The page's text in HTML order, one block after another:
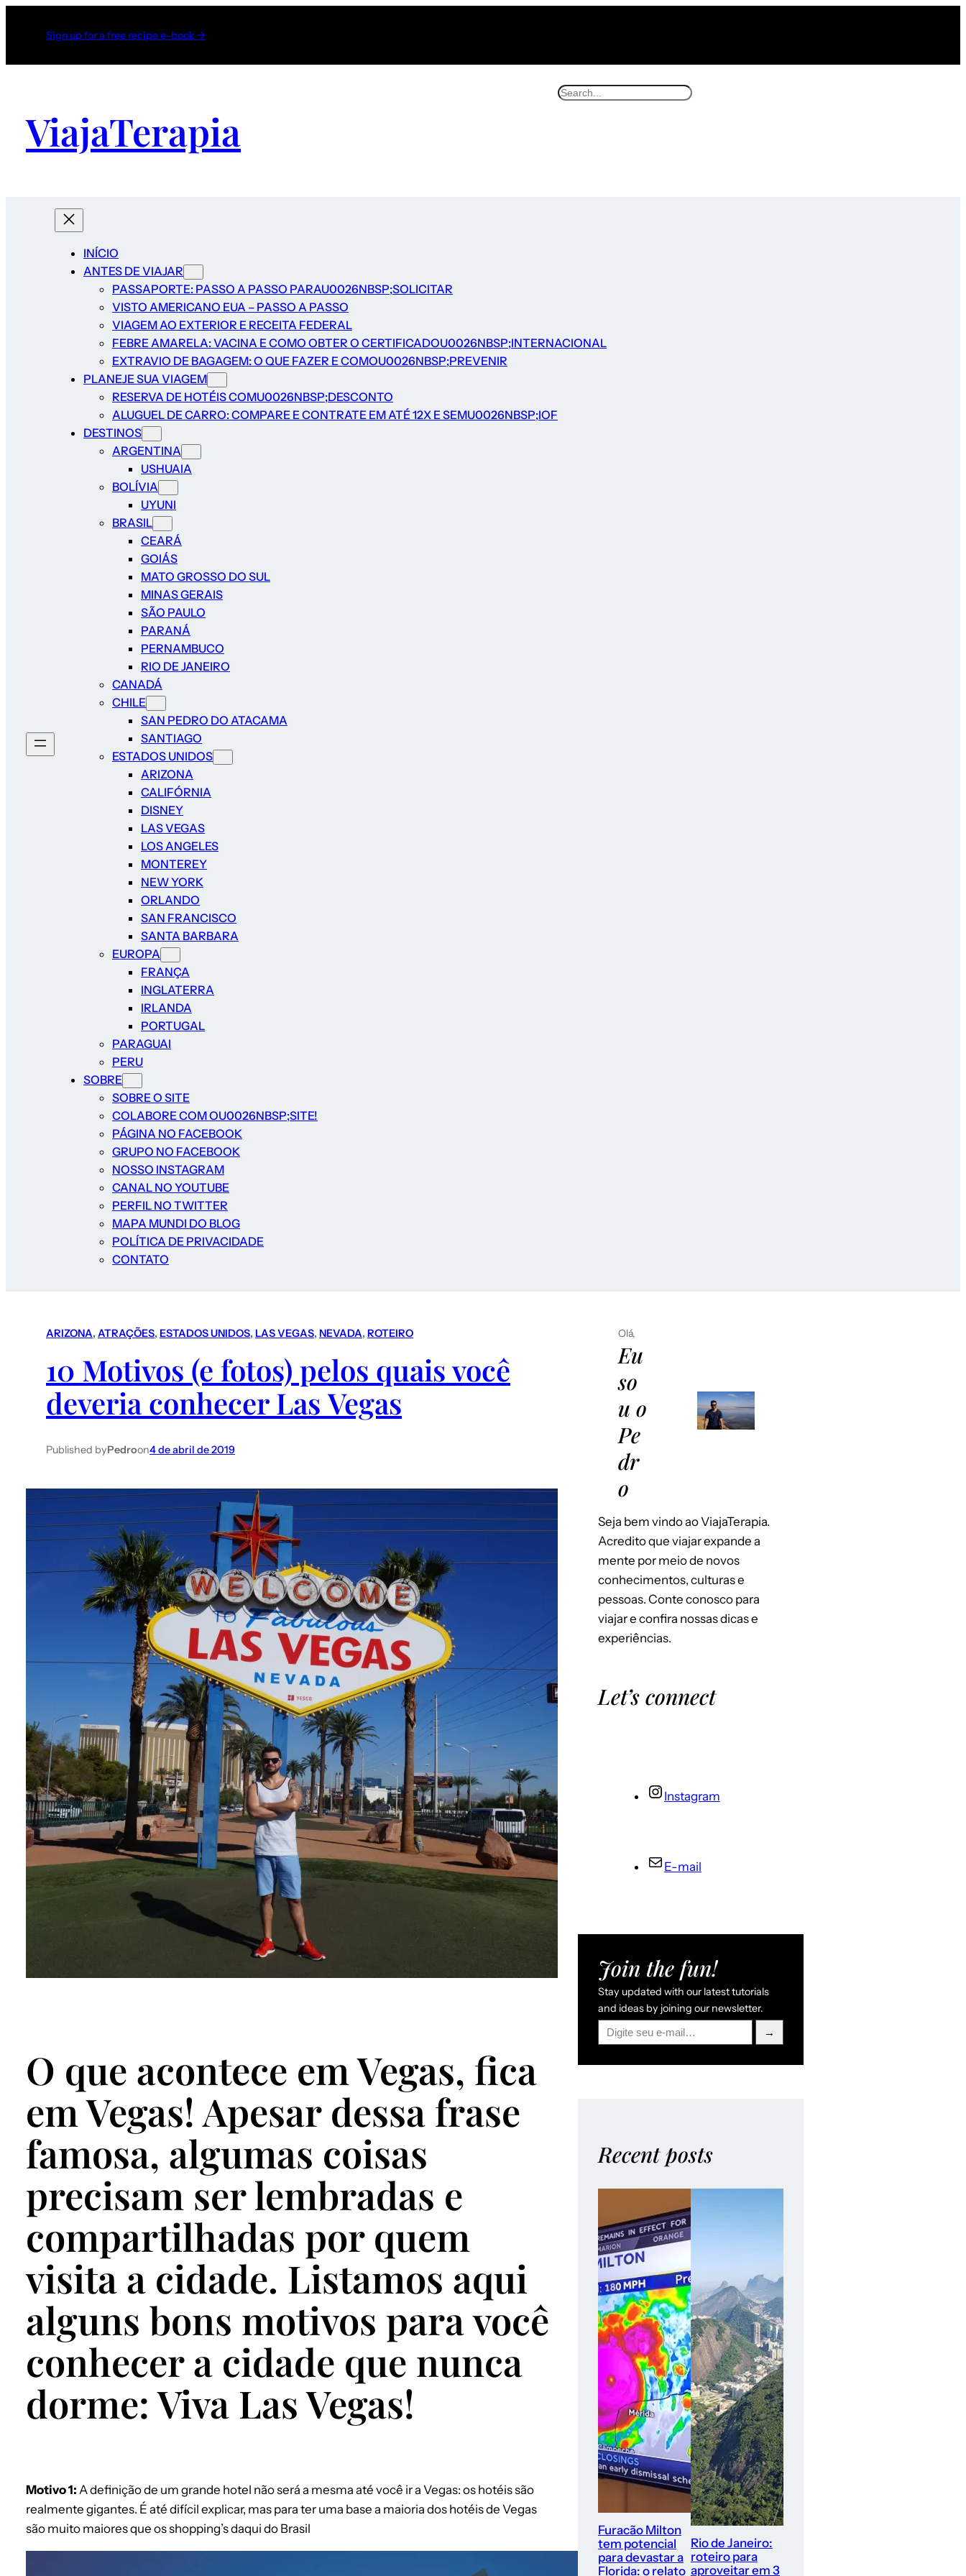
Sign up for a free recipe e-book →
ViajaTerapia
INÍCIO
ANTES DE VIAJAR
PASSAPORTE: PASSO A PASSO PARAU0026NBSP;SOLICITAR
VISTO AMERICANO EUA – PASSO A PASSO
VIAGEM AO EXTERIOR E RECEITA FEDERAL
FEBRE AMARELA: VACINA E COMO OBTER O CERTIFICADOU0026NBSP;INTERNACIONAL
EXTRAVIO DE BAGAGEM: O QUE FAZER E COMOU0026NBSP;PREVENIR
PLANEJE SUA VIAGEM
RESERVA DE HOTÉIS COMU0026NBSP;DESCONTO
ALUGUEL DE CARRO: COMPARE E CONTRATE EM ATÉ 12X E SEMU0026NBSP;IOF
DESTINOS
ARGENTINA
USHUAIA
BOLÍVIA
UYUNI
BRASIL
CEARÁ
GOIÁS
MATO GROSSO DO SUL
MINAS GERAIS
SÃO PAULO
PARANÁ
PERNAMBUCO
RIO DE JANEIRO
CANADÁ
CHILE
SAN PEDRO DO ATACAMA
SANTIAGO
ESTADOS UNIDOS
ARIZONA
CALIFÓRNIA
DISNEY
LAS VEGAS
LOS ANGELES
MONTEREY
NEW YORK
ORLANDO
SAN FRANCISCO
SANTA BARBARA
EUROPA
FRANÇA
INGLATERRA
IRLANDA
PORTUGAL
PARAGUAI
PERU
SOBRE
SOBRE O SITE
COLABORE COM OU0026NBSP;SITE!
PÁGINA NO FACEBOOK
GRUPO NO FACEBOOK
NOSSO INSTAGRAM
CANAL NO YOUTUBE
PERFIL NO TWITTER
MAPA MUNDI DO BLOG
POLÍTICA DE PRIVACIDADE
CONTATO
ARIZONA, ATRAÇÕES, ESTADOS UNIDOS, LAS VEGAS, NEVADA, ROTEIRO
10 Motivos (e fotos) pelos quais você
deveria conhecer Las Vegas
Published byPedroon4 de abril de 2019
O que acontece em Vegas, fica
em Vegas! Apesar dessa frase
famosa, algumas coisas
precisam ser lembradas e
compartilhadas por quem
visita a cidade. Listamos aqui
alguns bons motivos para você
conhecer a cidade que nunca
dorme: Viva Las Vegas!
Motivo 1: A definição de um grande hotel não será a mesma até você ir a Vegas: os hotéis são
realmente gigantes. É até difícil explicar, mas para ter uma base a maioria dos hotéis de Vegas
são muito maiores que os shopping’s daqui do Brasil
Olá,
Eu
so
u o
Pe
dr
o
Seja bem vindo ao ViajaTerapia.
Acredito que viajar expande a
mente por meio de novos
conhecimentos, culturas e
pessoas. Conte conosco para
viajar e confira nossas dicas e
experiências.
Let’s connect
Instagram
E-mail
Join the fun!
Stay updated with our latest tutorials
and ideas by joining our newsletter.
→
Recent posts
Furacão Milton
tem potencial
para devastar a
Florida: o relato
Rio de Janeiro:
roteiro para
aproveitar em 3